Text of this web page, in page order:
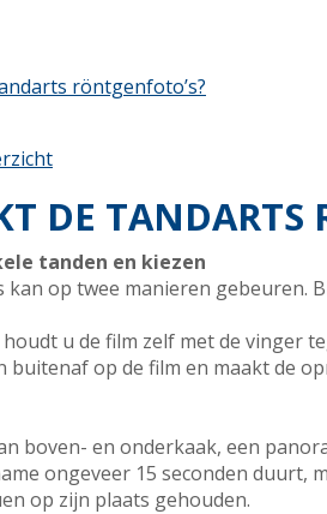
röntgenfoto’s?
DE TANDARTS
tanden en kiezen
kan op twee manieren gebeuren.
u de film zelf met de vinger
op de film en maakt de
boven- en onderkaak, een
ongeveer 15 seconden
op zijn plaats gehouden.